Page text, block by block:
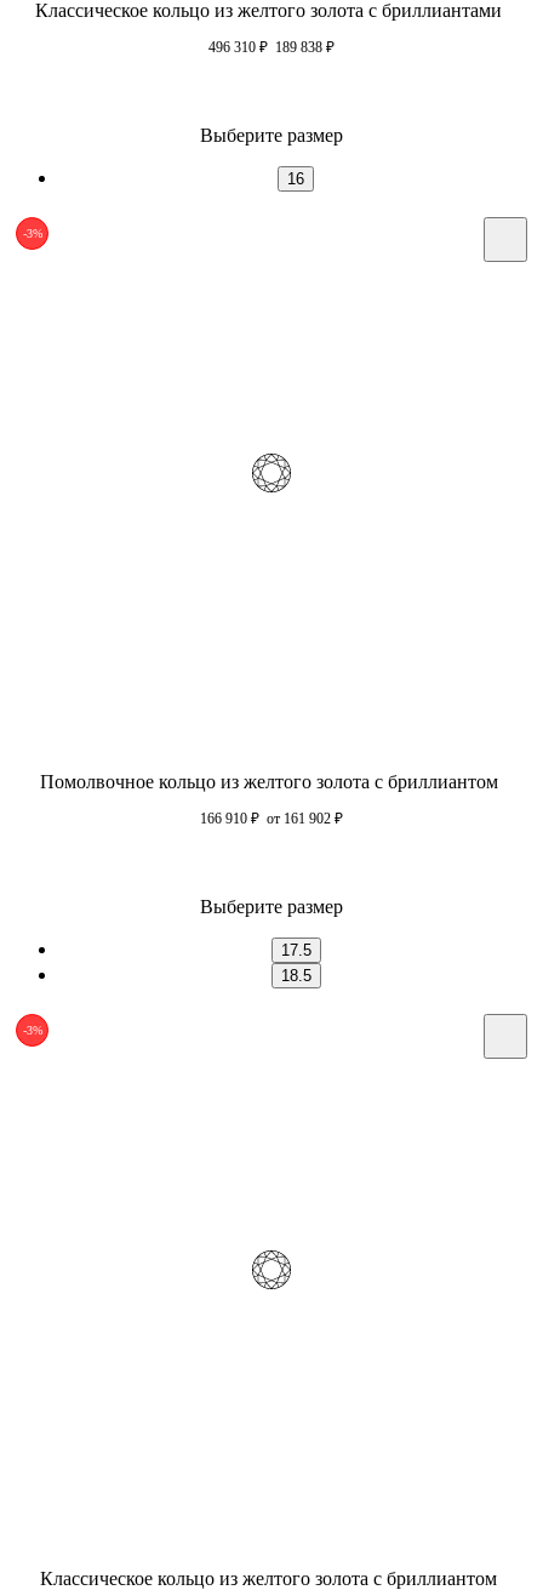
Классическое кольцо из желтого золота с бриллиантами
496 310 ₽ 189 838 ₽
Выберите размер
16
-3%
Помолвочное кольцо из желтого золота с бриллиантом
166 910 ₽ от 161 902 ₽
Выберите размер
17.5
18.5
-3%
Классическое кольцо из желтого золота с бриллиантом